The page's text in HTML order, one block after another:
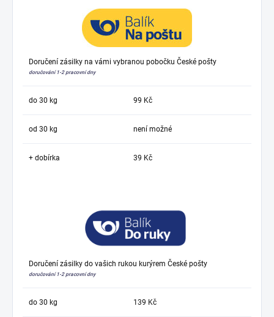
Doručení zásilky na vámi vybranou pobočku České pošty
doručování 1-2 pracovní dny
do 30 kg 99 Kč
od 30 kg není možné
+ dobírka 39 Kč
Doručení zásilky do vašich rukou kurýrem České pošty
doručování 1-2 pracovní dny
do 30 kg 139 Kč